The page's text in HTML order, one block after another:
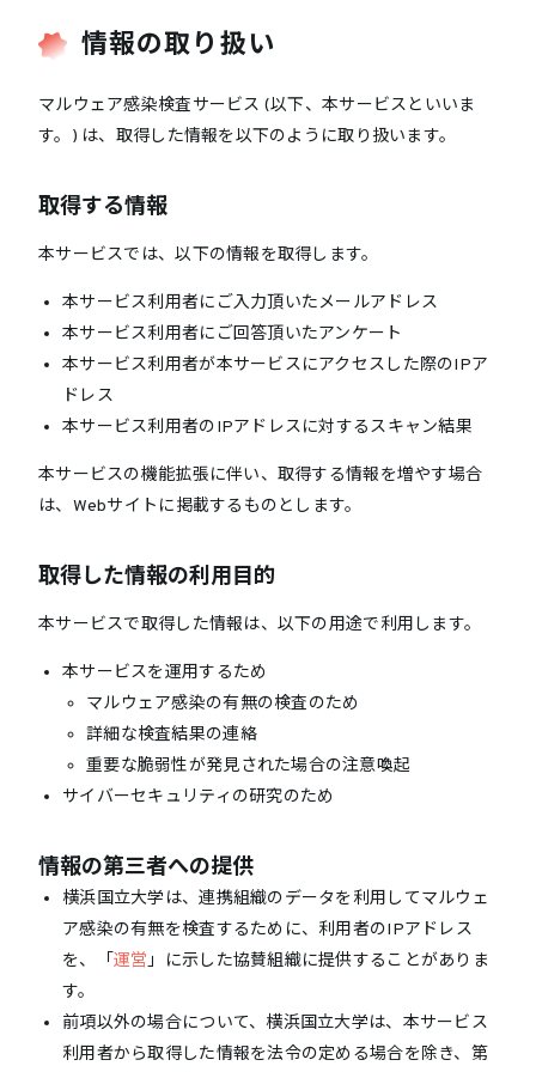
情報の取り扱い
マルウェア感染検査サービス (以下、本サービスといいま
す。) は、取得した情報を以下のように取り扱います。
取得する情報
本サービスでは、以下の情報を取得します。
本サービス利用者にご入力頂いたメールアドレス
本サービス利用者にご回答頂いたアンケート
本サービス利用者が本サービスにアクセスした際のIPア
ドレス
本サービス利用者のIPアドレスに対するスキャン結果
本サービスの機能拡張に伴い、取得する情報を増やす場合
は、Webサイトに掲載するものとします。
取得した情報の利用目的
本サービスで取得した情報は、以下の用途で利用します。
本サービスを運用するため
マルウェア感染の有無の検査のため
詳細な検査結果の連絡
重要な脆弱性が発見された場合の注意喚起
サイバーセキュリティの研究のため
情報の第三者への提供
横浜国立大学は、連携組織のデータを利用してマルウェ
ア感染の有無を検査するために、利用者のIPアドレス
を、「 運営」に示した協賛組織に提供することがありま
す。
前項以外の場合について、横浜国立大学は、本サービス
利用者から取得した情報を法令の定める場合を除き、第